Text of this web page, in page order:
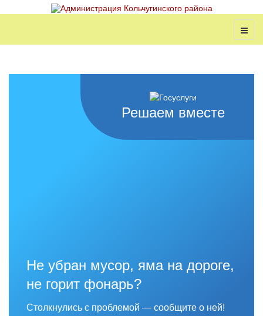
Решаем вместе
Не убран мусор, яма на дороге,
не горит фонарь?
Столкнулись с проблемой — сообщите о ней!